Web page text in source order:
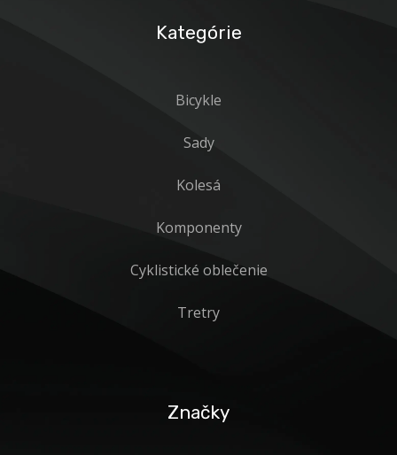
Kategórie
Bicykle
Sady
Kolesá
Komponenty
Cyklistické oblečenie
Tretry
Značky